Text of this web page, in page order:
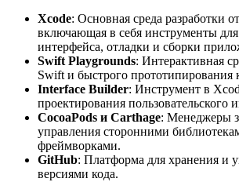
Xcode: Основная среда разработки
включающая в себя инструменты для
интерфейса, отладки и сборки
Swift Playgrounds: Интерактивная
Swift и быстрого прототипирования
Interface Builder: Инструмент в
проектирования пользовательского
CocoaPods и Carthage: Менеджеры
управления сторонними
фреймворками.
GitHub: Платформа для хранения и
версиями кода.